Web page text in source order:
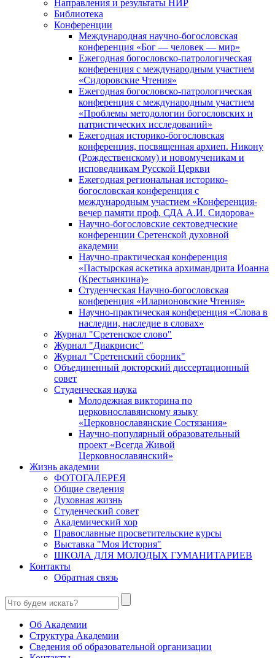
Направления и результаты НИР
Библиотека
Конференции
Международная научно-богословская
конференция «Бог — человек — мир»
Ежегодная богословско-патрологическая
конференция с международным участием
«Сидоровские Чтения»
Ежегодная богословско-патрологическая
конференция с международным участием
«Проблемы методологии богословских и
патристических исследований»
Ежегодная историко-богословская
конференция, посвященная архиеп. Никону
(Рождественскому) и новомученикам и
исповедникам Русской Церкви
Ежегодная региональная историко-
богословская конференция с
международным участием «Конференция-
вечер памяти проф. СДА А.И. Сидорова»
Научно-богословские сектоведческие
конференции Сретенской духовной
академии
Научно-практическая конференция
«Пастырская аскетика архимандрита Иоанна
(Крестьянкина)»
Студенческая Научно-богословская
конференция «Иларионовские Чтения»
Научно-практическая конференция «Cлова в
наследии, наследие в словах»
Журнал "Сретенское слово"
Журнал "Диакрисис"
Журнал "Сретенский сборник"
Объединенный докторский диссертационный
совет
Студенческая наука
Молодежная викторина по
церковнославянскому языку
«Церковнославянские Состязания»
Научно-популярный образовательный
проект «Всегда Живой
Церковнославянский»
Жизнь академии
ФОТОГАЛЕРЕЯ
Общие сведения
Духовная жизнь
Студенческий совет
Академический хор
Православные просветительские курсы
Выставка "Моя История"
ШКОЛА ДЛЯ МОЛОДЫХ ГУМАНИТАРИЕВ
Контакты
Обратная связь
Об Академии
Структура Академии
Сведения об образовательной организации